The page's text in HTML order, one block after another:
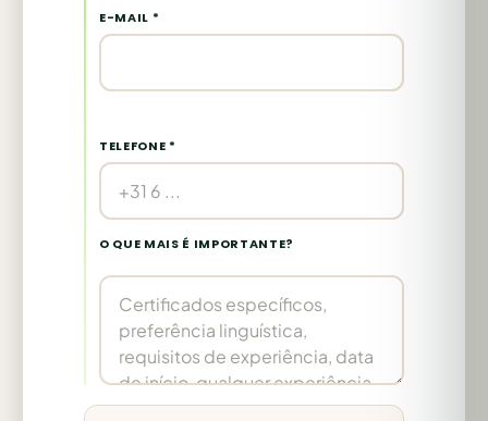
E-MAIL *
TELEFONE *
O QUE MAIS É IMPORTANTE?